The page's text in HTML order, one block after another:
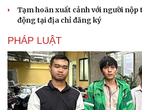
Kết quả bóng chuyền nữ hôm nay
tục thua nhanh Thái Lan
ĐT Việt Nam là đội chơi đẹp nhất
2026
KINH TẾ
Lãnh đạo tỉnh Hưng Yên